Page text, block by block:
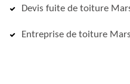
Devis fuite de toiture
Entreprise de toiture